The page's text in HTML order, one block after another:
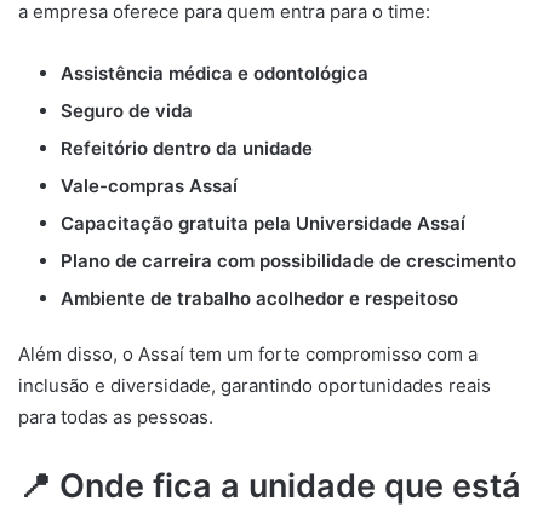
a empresa oferece para quem entra para o time:
Assistência médica e odontológica
Seguro de vida
Refeitório dentro da unidade
Vale-compras Assaí
Capacitação gratuita pela Universidade Assaí
Plano de carreira com possibilidade de crescimento
Ambiente de trabalho acolhedor e respeitoso
Além disso, o Assaí tem um forte compromisso com a
inclusão e diversidade, garantindo oportunidades reais
para todas as pessoas.
📍 Onde fica a unidade que está